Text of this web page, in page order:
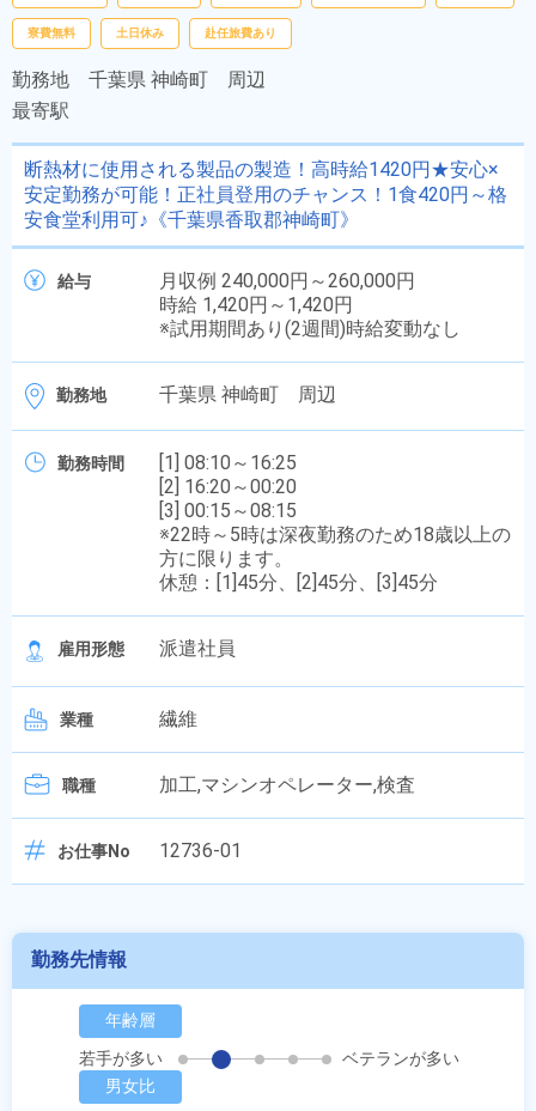
寮費無料 土日休み 赴任旅費あり
勤務地 千葉県 神崎町 周辺
最寄駅
断熱材に使用される製品の製造！高時給1420円★安心×
安定勤務が可能！正社員登用のチャンス！1食420円～格
安食堂利用可♪《千葉県香取郡神崎町》
給与
月収例 240,000円～260,000円
時給 1,420円～1,420円
※試用期間あり(2週間)時給変動なし
勤務地 千葉県 神崎町 周辺
勤務時間
[1] 08:10～16:25
[2] 16:20～00:20
[3] 00:15～08:15
※22時～5時は深夜勤務のため18歳以上の
方に限ります。
休憩：[1]45分、[2]45分、[3]45分
雇用形態 派遣社員
業種 繊維
職種 加工,マシンオペレーター,検査
お仕事No 12736-01
勤務先情報
年齢層
若手が多い
ベテランが多い
男女比